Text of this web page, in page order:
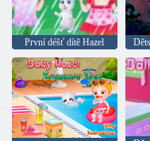
První déšť dítě Hazel